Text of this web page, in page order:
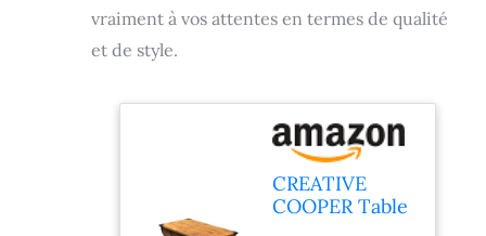
vraiment à vos attentes en termes de qualité
et de style.
CREATIVE
COOPER Table